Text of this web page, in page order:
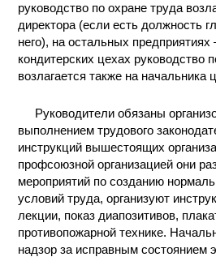
руководство по охране труда
директора (если есть должность
него), на остальных
кондитерских цехах руководство
возлагается также на начальника
Руководители обязаны
выполнением трудового
инструкций вышестоящих
профсоюзной организацией они
мероприятий по созданию
условий труда, организуют
лекции, показ диапозитивов,
противопожарной технике.
надзор за исправным состоянием